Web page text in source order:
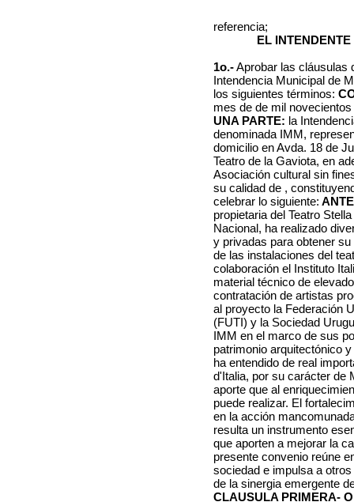
referencia;
EL
1o.-Aprobar las cláusulas
Intendencia Municipal de
los siguientes términos:
mes de de mil
UNA PARTE: la
denominada IMM,
domicilio en Avda. 18 de
Teatro de la Gaviota, en
Asociación cultural sin
su calidad de ,
celebrar lo siguiente:
propietaria del Teatro
Nacional, ha realizado
y privadas para obtener
de las instalaciones del
colaboración el Instituto
material técnico de
contratación de artistas
al proyecto la Federación
(FUTI) y la Sociedad
IMM en el marco de sus
patrimonio arquitectónico
ha entendido de real
d'Italia, por su carácter de
aporte que al
puede realizar. El
en la acción
resulta un instrumento
que aporten a mejorar la
presente convenio reúne
sociedad e impulsa a
de la sinergia emergente
CLAUSULA PRIMERA-